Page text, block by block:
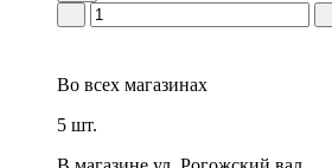
Во всех магазинах
5 шт.